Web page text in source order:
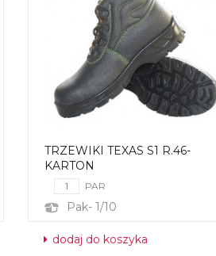
TRZEWIKI TEXAS S1 R.46-
KARTON
PAR
Pak- 1/10
dodaj do koszyka